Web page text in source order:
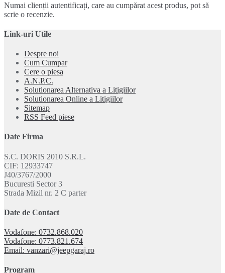
Numai clienții autentificați, care au cumpărat acest produs, pot să
scrie o recenzie.
Link-uri Utile
Despre noi
Cum Cumpar
Cere o piesa
A.N.P.C.
Solutionarea Alternativa a Litigiilor
Solutionarea Online a Litigiilor
Sitemap
RSS Feed piese
Date Firma
S.C. DORIS 2010 S.R.L.
CIF: 12933747
J40/3767/2000
Bucuresti Sector 3
Strada Mizil nr. 2 C parter
Date de Contact
Vodafone: 0732.868.020
Vodafone: 0773.821.674
Email: vanzari@jeepgaraj.ro
Program